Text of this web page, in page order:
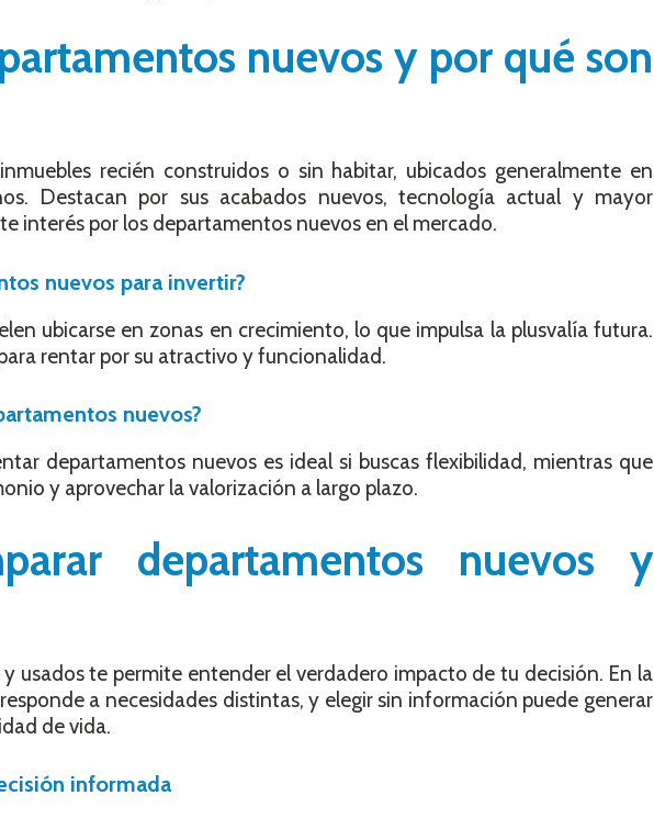
nuevos y por qué son
recién construidos o sin habitar, ubicados generalmente en
Destacan por sus acabados nuevos, tecnología actual y mayor
interés por los departamentos nuevos en el mercado.
nuevos para invertir?
ubicarse en zonas en crecimiento, lo que impulsa la plusvalía futura.
rentar por su atractivo y funcionalidad.
nuevos?
departamentos nuevos es ideal si buscas flexibilidad, mientras que
y aprovechar la valorización a largo plazo.
departamentos nuevos y
usados te permite entender el verdadero impacto de tu decisión. En la
a necesidades distintas, y elegir sin información puede generar
de vida.
informada